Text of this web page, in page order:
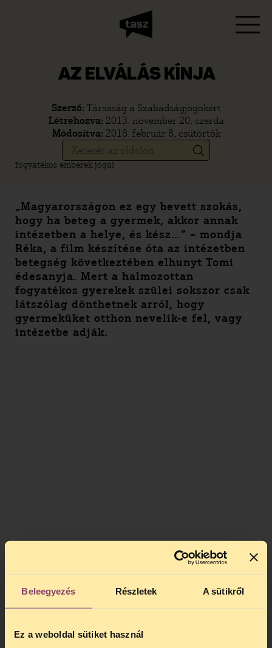
Beleegyezés Részletek A sütikről
Ez a weboldal sütiket használ
AZ ELVÁLÁS KÍNJA
Szerző: Társaság a Szabadságjogokért
Létrehozva: 2013. november 20, szerda
Módosítva: 2018. február 8, csütörtök
fogyatékos emberek jogai
„Magyarországon ez egy bevett szokás,
hogy ha beteg a gyermek, akkor annak
intézetben a helye, és kész…” – mondja
Réka, a film készítése óta az intézetben
betegség következtében elhunyt Tomi
édesanyja. Mert a halmozottan
fogyatékos gyerekek szülei sokszor csak
látszólag dönthetnek arról, hogy
gyermeküket otthon nevelik-e fel, vagy
intézetbe adják.